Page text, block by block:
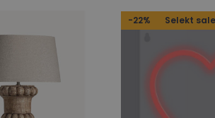
-22% Selekt sale